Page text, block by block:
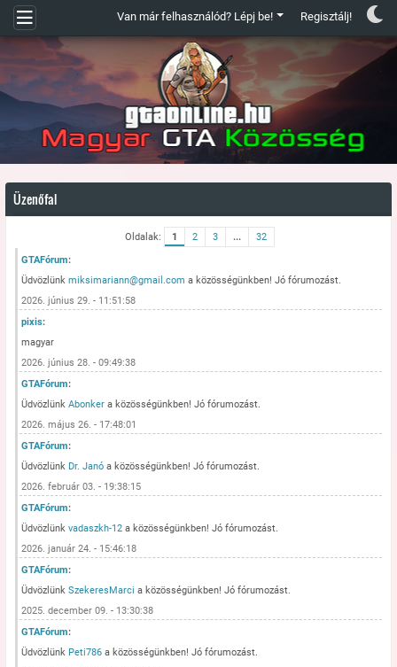
Van már felhasználód? Lépj be! Regisztálj!
Üzenőfal
Oldalak: 1 2 3 ...
32
GTAFórum:
Üdvözlünkmiksimariann@gmail.com a közösségünkben! Jó fórumozást.
2026. június 29. - 11:51:58
pixis:
magyar
2026. június 28. - 09:49:38
GTAFórum:
ÜdvözlünkAbonker a közösségünkben! Jó fórumozást.
2026. május 26. - 17:48:01
GTAFórum:
Üdvözlünk Dr. Janó a közösségünkben! Jó fórumozást.
2026. február 03. - 19:38:15
GTAFórum:
Üdvözlünkvadaszkh-12 a közösségünkben! Jó fórumozást.
2026. január 24. - 15:46:18
GTAFórum:
ÜdvözlünkSzekeresMarci a közösségünkben! Jó fórumozást.
2025. december 09. - 13:30:38
GTAFórum:
Üdvözlünk Peti786 a közösségünkben! Jó fórumozást.